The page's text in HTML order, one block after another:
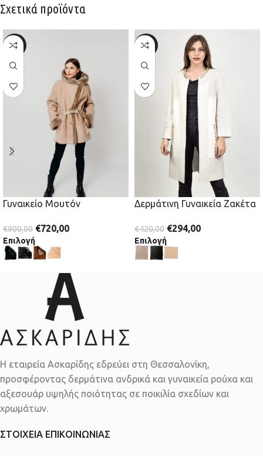
Σχετικά προϊόντα
-20%
Γυναικείο Μουτόν
€900,00 €720,00
Επιλογή
-30%
Δερμάτινη Γυναικεία Ζακέτα
€420,00 €294,00
Επιλογή
Η εταιρεία Ασκαρίδης εδρεύει στη Θεσσαλονίκη,
προσφέροντας δερμάτινα ανδρικά και γυναικεία ρούχα και
αξεσουάρ υψηλής ποιότητας σε ποικιλία σχεδίων και
χρωμάτων.
ΣΤΟΙΧΕΙΑ ΕΠΙΚΟΙΝΩΝΙΑΣ